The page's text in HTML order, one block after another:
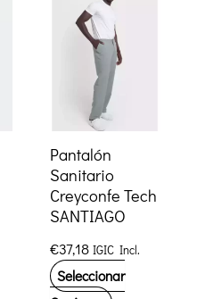
Las
opciones
se
pueden
en
la
página
de
producto
Pantalón
Sanitario
Creyconfe Tech
SANTIAGO
€37,18 IGIC Incl.
Seleccionar